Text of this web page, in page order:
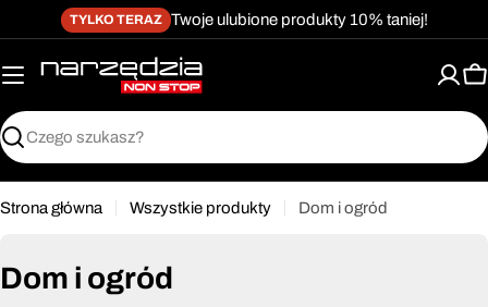
Przejdź do treści
Przejdź do menu
Przejdź do stopki
dostępności
do
treści
TYLKO TERAZ Twoje ulubione produkty 10% taniej!
Szukaj
Strona główna Wszystkie produkty Dom i ogród
Dom i ogród